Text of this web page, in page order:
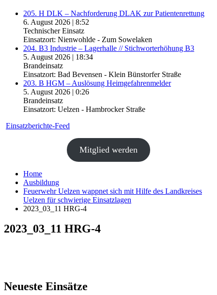
205. H DLK – Nachforderung DLAK zur Patientenrettung
6. August 2026 | 8:52
Technischer Einsatz
Einsatzort: Nienwohlde - Zum Sowelaken
204. B3 Industrie – Lagerhalle // Stichworterhöhung B3
5. August 2026 | 18:34
Brandeinsatz
Einsatzort: Bad Bevensen - Klein Bünstorfer Straße
203. B HGM – Auslösung Heimgefahrenmelder
5. August 2026 | 0:26
Brandeinsatz
Einsatzort: Uelzen - Hambrocker Straße
Einsatzberichte-Feed
Mitglied werden
Home
Ausbildung
Feuerwehr Uelzen wappnet sich mit Hilfe des Landkreises
Uelzen für schwierige Einsatzlagen
2023_03_11 HRG-4
2023_03_11 HRG-4
Neueste Einsätze